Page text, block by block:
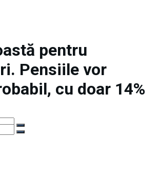
pentru
Pensiile vor
cu doar 14%